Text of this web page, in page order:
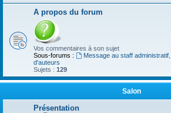
A propos du forum
Vos commentaires à son sujet
Sous-forums :
Message au staff administratif,
d'auteurs
Sujets : 129
Salon
Présentation